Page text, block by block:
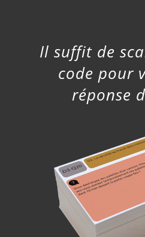
Il suffit de
code pour
réponse